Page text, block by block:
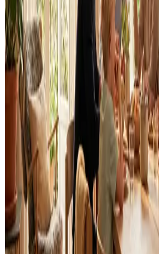
Landsdækkende service